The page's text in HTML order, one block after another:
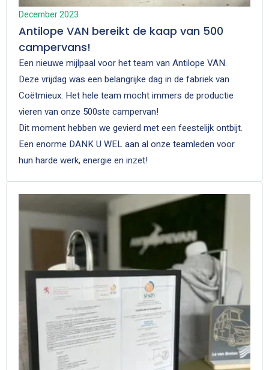
December 2023
Antilope VAN bereikt de kaap van 500
campervans!
Een nieuwe mijlpaal voor het team van Antilope VAN.
Deze vrijdag was een belangrijke dag in de fabriek van
Coëtmieux. Het hele team mocht immers de productie
vieren van onze 500ste campervan!
Dit moment hebben we gevierd met een feestelijk ontbijt.
Een enorme DANK U WEL aan al onze teamleden voor
hun harde werk, energie en inzet!